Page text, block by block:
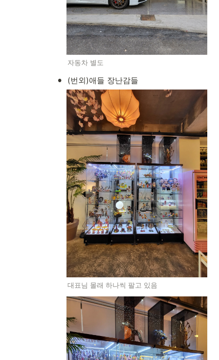
자동차 별도
• (번외)애들 장난감들
대표님 몰래 하나씩 팔고 있음